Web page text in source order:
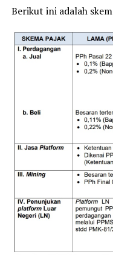
Berikut ini adalah